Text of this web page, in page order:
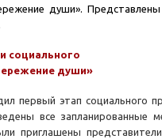
души».
социального
души»
первый этап социального
все запланированные
приглашены